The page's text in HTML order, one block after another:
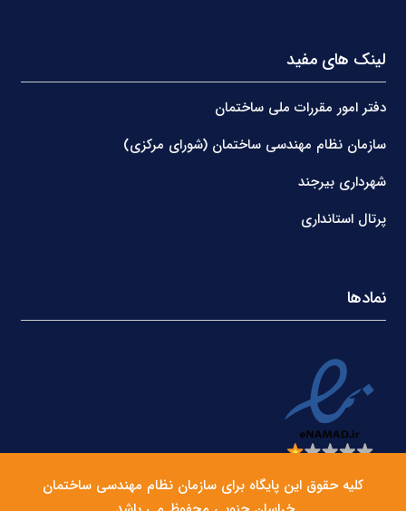
لینک های مفید
دفتر امور مقررات ملی ساختمان
سازمان نظام مهندسی ساختمان (شورای مرکزی)
شهرداری بیرجند
پرتال استانداری
نمادها
کلیه حقوق این پایگاه برای سازمان نظام مهندسی ساختمان